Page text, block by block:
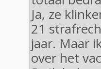
Ja, ze
21
jaar. Maar
over het